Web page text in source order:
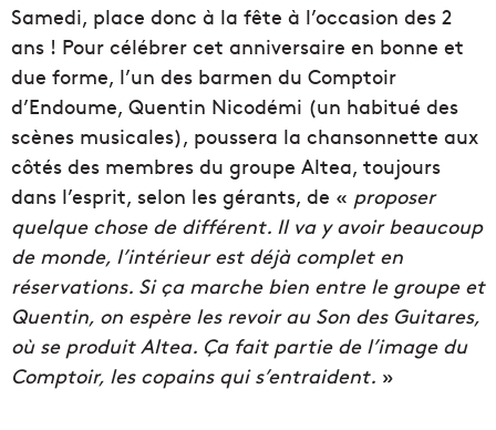
Samedi, place donc à la fête à l’occasion des 2
ans ! Pour célébrer cet anniversaire en bonne et
due forme, l’un des barmen du Comptoir
d’Endoume, Quentin Nicodémi (un habitué des
scènes musicales), poussera la chansonnette aux
côtés des membres du groupe Altea, toujours
dans l’esprit, selon les gérants, de « proposer
quelque chose de différent. Il va y avoir beaucoup
de monde, l’intérieur est déjà complet en
réservations. Si ça marche bien entre le groupe et
Quentin, on espère les revoir au Son des Guitares,
où se produit Altea. Ça fait partie de l’image du
Comptoir, les copains qui s’entraident. »